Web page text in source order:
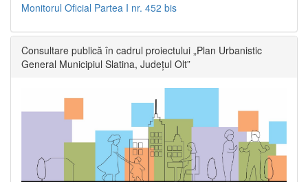
Monitorul Oficial Partea I nr. 452 bis
Consultare publică în cadrul proiectului „Plan Urbanistic
General Municipiul Slatina, Județul Olt”